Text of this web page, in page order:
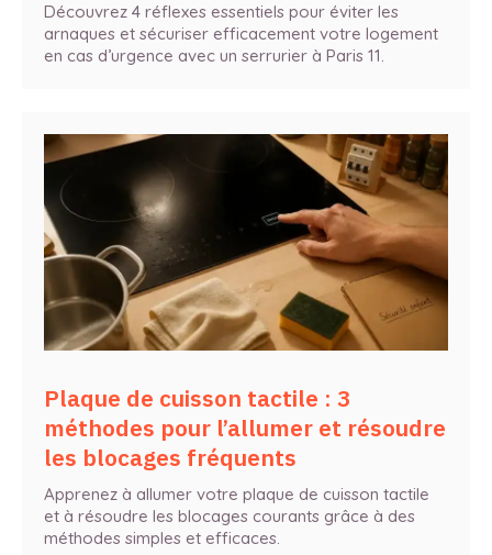
Découvrez 4 réflexes essentiels pour éviter les
arnaques et sécuriser efficacement votre logement
en cas d’urgence avec un serrurier à Paris 11.
Plaque de cuisson tactile : 3
méthodes pour l’allumer et résoudre
les blocages fréquents
Apprenez à allumer votre plaque de cuisson tactile
et à résoudre les blocages courants grâce à des
méthodes simples et efficaces.